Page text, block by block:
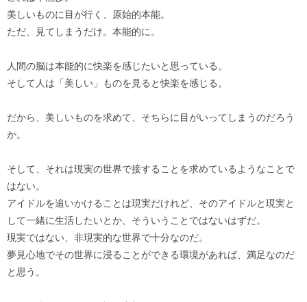
美しいものに目が行く、原始的本能。
ただ、見てしまうだけ。本能的に。
人間の脳は本能的に快楽を感じたいと思っている。
そして人は「美しい」ものを見ると快楽を感じる。
だから、美しいものを求めて、そちらに目がいってしまうのだろう
か。
そして、それは現実の世界で接することを求めているようなことで
はない。
アイドルを追いかけることは現実だけれど、そのアイドルと現実と
して一緒に生活したいとか、そういうことではないはずだ。
現実ではない、非現実的な世界で十分なのだ。
夢見心地でその世界に浸ることができる環境があれば、満足なのだ
と思う。